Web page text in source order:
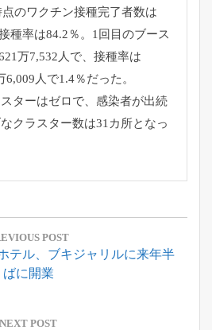
のワクチン接種完了者数は
種率は84.2％。1回目のブース
万7,532人で、接種率は
人で1.4％だった。
ターはゼロで、感染者が出続
クラスター数は31カ所となっ
POST
テル、ブキジャリルに来年半
ばに開業
NEXT POST